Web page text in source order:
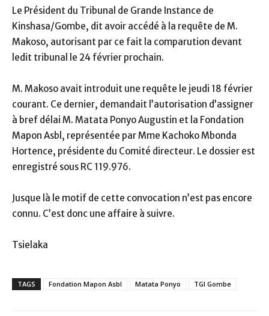
Le Président du Tribunal de Grande Instance de
Kinshasa/Gombe, dit avoir accédé à la requête de M.
Makoso, autorisant par ce fait la comparution devant
ledit tribunal le 24 février prochain.
M. Makoso avait introduit une requête le jeudi 18 février
courant. Ce dernier, demandait l’autorisation d’assigner
à bref délai M. Matata Ponyo Augustin et la Fondation
Mapon Asbl, représentée par Mme Kachoko Mbonda
Hortence, présidente du Comité directeur. Le dossier est
enregistré sous RC 119.976.
Jusque là le motif de cette convocation n’est pas encore
connu. C’est donc une affaire à suivre.
Tsielaka
TAGS Fondation Mapon Asbl Matata Ponyo TGI Gombe